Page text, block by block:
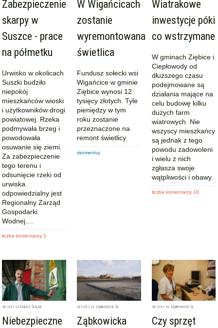
Zabezpieczenie
skarpy w
Suszce - prace
na półmetku
Urwisko w okolicach
Suszki budziło
niepokój
mieszkańców wioski
i użytkowników drogi
powiatowej. Rzeka
podmywała brzeg i
powodowała
osuwanie się ziemi.
Za zabezpieczenie
tego terenu i
odsunięcie rzeki od
urwiska
odpowiedzialny jest
Regionalny Zarząd
Gospodarki
Wodnej....
liczba komentarzy 2
W Wigańcicach
zostanie
wyremontowana
świetlica
Fundusz sołecki wsi
Wigańcice w gminie
Ziębice wynosi 12
tysięcy złotych. Tyle
pieniędzy w tym
roku zostanie
przeznaczone na
remont świetlicy.
skomentuj
Wiatrakowe
inwestycje póki
co wstrzymane
W gminach Ziębice i
Ciepłowody od
dłuższego czasu
podejmowane są
działania mające na
celu budowę kilku
dużych farm
wiatrowych. Nie
wszyscy mieszkańcy
są jednak z tego
powodu zadowoleni
i wielu z nich
zgłasza swoje
wątpliwości i obawy.
liczba komentarzy 18
2013-01-22 DOLNY ŚLĄSK
Niebezpieczne
2013-01-21 ZĄBKOWICE ŚL.
Ząbkowicka
2013-01-18 ZĄBKOWICE ŚL.
Czy sprzęt